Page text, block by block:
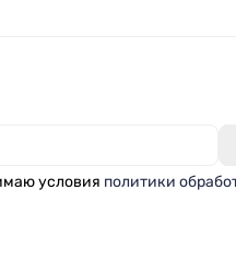
условия политики